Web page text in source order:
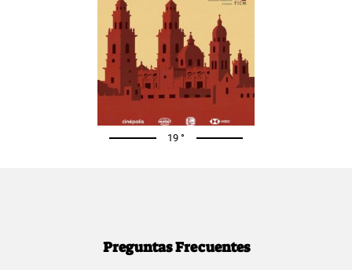
19 °
Preguntas Frecuentes